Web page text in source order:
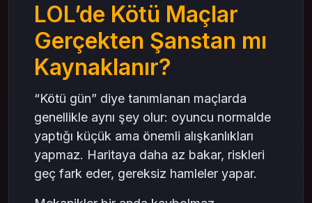
LOL’de Kötü Maçlar
Gerçekten Şanstan mı
Kaynaklanır?
“Kötü gün” diye tanımlanan maçlarda
genellikle aynı şey olur: oyuncu normalde
yaptığı küçük ama önemli alışkanlıkları
yapmaz. Haritaya daha az bakar, riskleri
geç fark eder, gereksiz hamleler yapar.